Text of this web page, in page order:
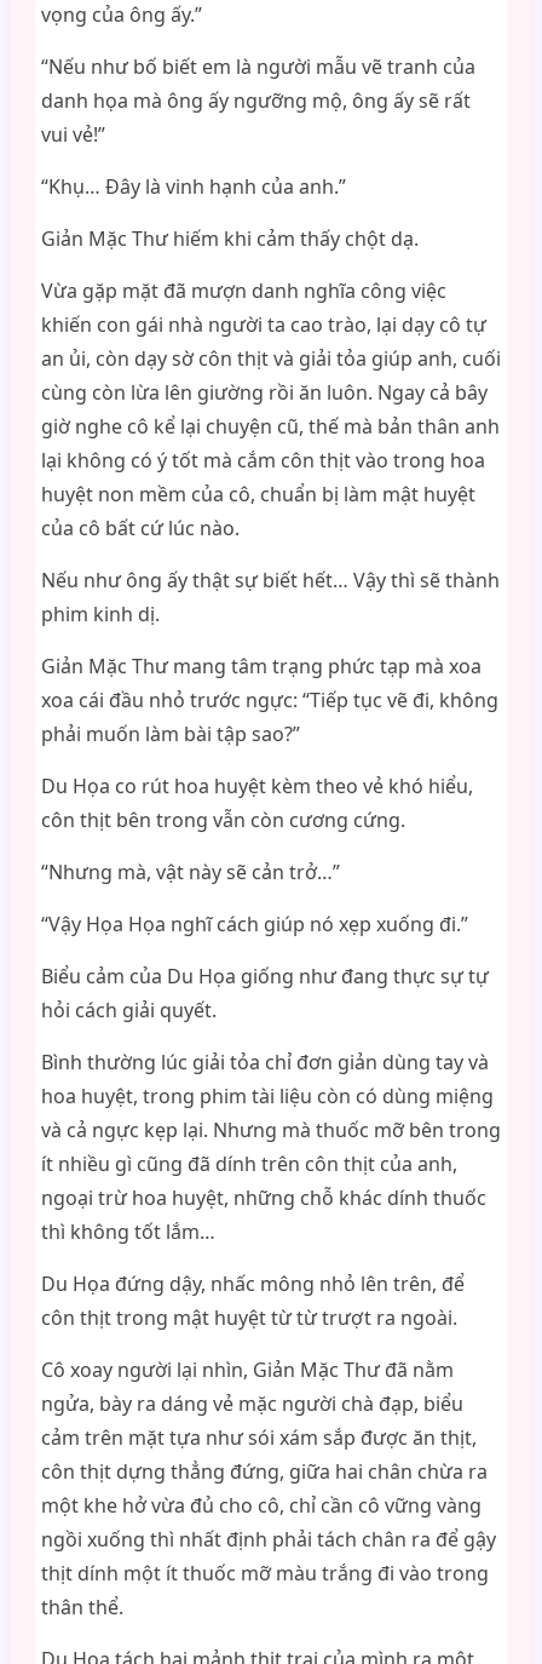
vọng của ông ấy.”
“Nếu như bố biết em là người mẫu vẽ tranh của
danh họa mà ông ấy ngưỡng mộ, ông ấy sẽ rất
vui vẻ!”
“Khụ… Đây là vinh hạnh của anh.”
Giản Mặc Thư hiếm khi cảm thấy chột dạ.
Vừa gặp mặt đã mượn danh nghĩa công việc
khiến con gái nhà người ta cao trào, lại dạy cô tự
an ủi, còn dạy sờ côn thịt và giải tỏa giúp anh, cuối
cùng còn lừa lên giường rồi ăn luôn. Ngay cả bây
giờ nghe cô kể lại chuyện cũ, thế mà bản thân anh
lại không có ý tốt mà cắm côn thịt vào trong hoa
huyệt non mềm của cô, chuẩn bị làm mật huyệt
của cô bất cứ lúc nào.
Nếu như ông ấy thật sự biết hết… Vậy thì sẽ thành
phim kinh dị.
Giản Mặc Thư mang tâm trạng phức tạp mà xoa
xoa cái đầu nhỏ trước ngực: “Tiếp tục vẽ đi, không
phải muốn làm bài tập sao?”
Du Họa co rút hoa huyệt kèm theo vẻ khó hiểu,
côn thịt bên trong vẫn còn cương cứng.
“Nhưng mà, vật này sẽ cản trở…”
“Vậy Họa Họa nghĩ cách giúp nó xẹp xuống đi.”
Biểu cảm của Du Họa giống như đang thực sự tự
hỏi cách giải quyết.
Bình thường lúc giải tỏa chỉ đơn giản dùng tay và
hoa huyệt, trong phim tài liệu còn có dùng miệng
và cả ngực kẹp lại. Nhưng mà thuốc mỡ bên trong
ít nhiều gì cũng đã dính trên côn thịt của anh,
ngoại trừ hoa huyệt, những chỗ khác dính thuốc
thì không tốt lắm…
Du Họa đứng dậy, nhấc mông nhỏ lên trên, để
côn thịt trong mật huyệt từ từ trượt ra ngoài.
Cô xoay người lại nhìn, Giản Mặc Thư đã nằm
ngửa, bày ra dáng vẻ mặc người chà đạp, biểu
cảm trên mặt tựa như sói xám sắp được ăn thịt,
côn thịt dựng thẳng đứng, giữa hai chân chừa ra
một khe hở vừa đủ cho cô, chỉ cần cô vững vàng
ngồi xuống thì nhất định phải tách chân ra để gậy
thịt dính một ít thuốc mỡ màu trắng đi vào trong
thân thể.